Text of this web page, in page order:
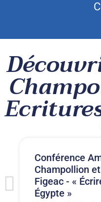
Conférence
Champollion
Figeac - «
Égypte »